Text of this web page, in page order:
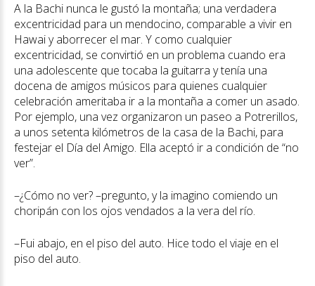
A la Bachi nunca le gustó la montaña; una verdadera
excentricidad para un mendocino, comparable a vivir en
Hawai y aborrecer el mar. Y como cualquier
excentricidad, se convirtió en un problema cuando era
una adolescente que tocaba la guitarra y tenía una
docena de amigos músicos para quienes cualquier
celebración ameritaba ir a la montaña a comer un asado.
Por ejemplo, una vez organizaron un paseo a Potrerillos,
a unos setenta kilómetros de la casa de la Bachi, para
festejar el Día del Amigo. Ella aceptó ir a condición de “no
ver”.
–¿Cómo no ver? –pregunto, y la imagino comiendo un
choripán con los ojos vendados a la vera del río.
–Fui abajo, en el piso del auto. Hice todo el viaje en el
piso del auto.